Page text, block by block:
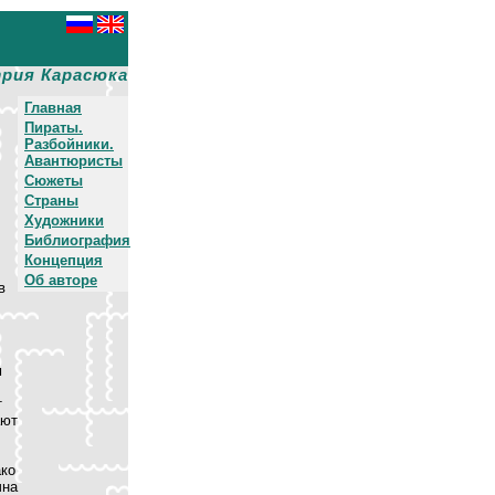
Карасюка
Главная
Пираты.
Разбойники.
Авантюристы
Сюжеты
Страны
Художники
Библиография
Концепция
Об авторе